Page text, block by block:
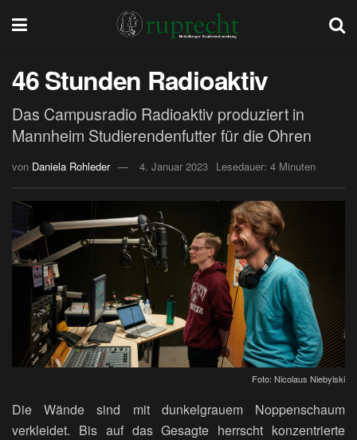
46 Stunden Radioaktiv
Das Campusradio Radioaktiv produziert in
Mannheim Studierendenfutter für die Ohren
von Daniela Rohleder 4. Januar 2023 Lesedauer: 4 Minuten
Foto: Nicolaus Niebylski
Die Wände sind mit dunkelgrauem Noppenschaum
verkleidet. Bis auf das Gesagte herrscht konzentrierte